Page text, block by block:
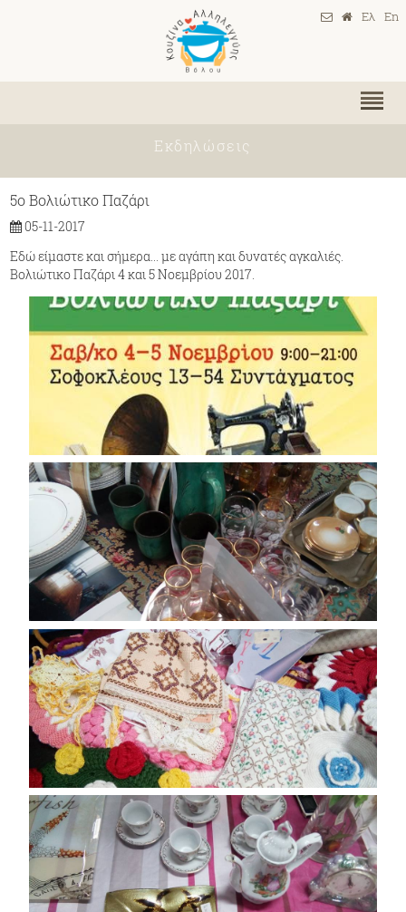
Ελ En
Εκδηλώσεις
5ο Βολιώτικο Παζάρι
05-11-2017
Εδώ είμαστε και σήμερα... με αγάπη και δυνατές αγκαλιές.
Βολιώτικο Παζάρι 4 και 5 Νοεμβρίου 2017.